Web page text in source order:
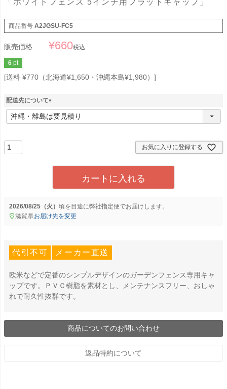
「ホワイトフェンス 5インチ用フラットキャップ」
商品番号 A2JGSU-FC5
販売価格 ¥660税込
6 pt
送料 ¥770（北海道¥1,650・沖縄本島¥1,980）
配送先について
(
必
お気に入りに登録する
カートに入れる
2026/08/25（火） に弊社指定便でお届けします。
滋賀県お届け先を変更
代引不可 メーカー直送
欧米などで定番のシンプルデザインのガーデンフェンス専用キャ
ップです。ＰＶＣ樹脂を素材とし、メンテナンスフリー、おしゃ
れで耐久性抜群です。
商品についてのお問い合わせ
返品特約について